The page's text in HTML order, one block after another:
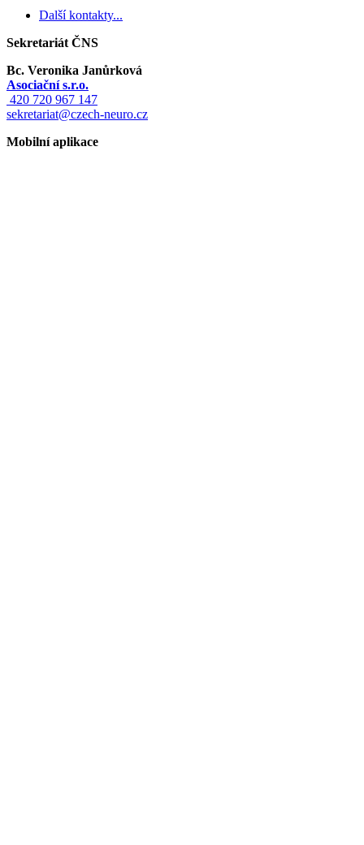
Další kontakty...
Sekretariát ČNS
Bc. Veronika Janůrková
Asociační s.r.o.
420 720 967 147
sekretariat@czech-neuro.cz
Mobilní aplikace